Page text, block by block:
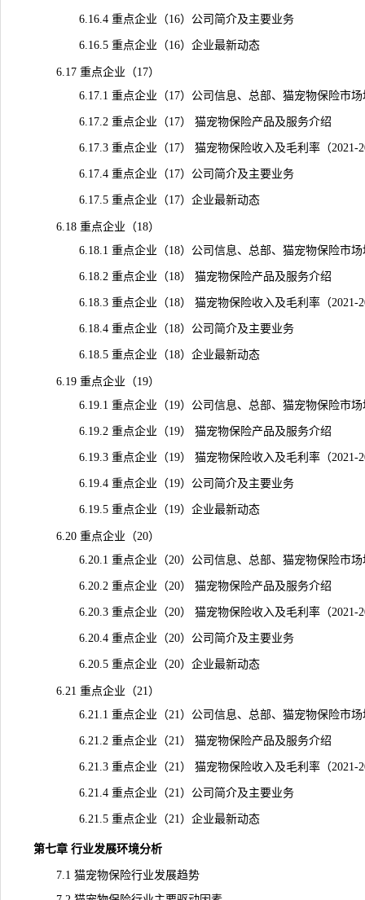
6.16.4 重点企业（16）公司简介及主要业务
6.16.5 重点企业（16）企业最新动态
6.17 重点企业（17）
6.17.1 重点企业（17）公司信息、总部、猫宠物保险市场
6.17.2 重点企业（17） 猫宠物保险产品及服务介绍
6.17.3 重点企业（17） 猫宠物保险收入及毛利率（2021-
6.17.4 重点企业（17）公司简介及主要业务
6.17.5 重点企业（17）企业最新动态
6.18 重点企业（18）
6.18.1 重点企业（18）公司信息、总部、猫宠物保险市场
6.18.2 重点企业（18） 猫宠物保险产品及服务介绍
6.18.3 重点企业（18） 猫宠物保险收入及毛利率（2021-
6.18.4 重点企业（18）公司简介及主要业务
6.18.5 重点企业（18）企业最新动态
6.19 重点企业（19）
6.19.1 重点企业（19）公司信息、总部、猫宠物保险市场
6.19.2 重点企业（19） 猫宠物保险产品及服务介绍
6.19.3 重点企业（19） 猫宠物保险收入及毛利率（2021-
6.19.4 重点企业（19）公司简介及主要业务
6.19.5 重点企业（19）企业最新动态
6.20 重点企业（20）
6.20.1 重点企业（20）公司信息、总部、猫宠物保险市场
6.20.2 重点企业（20） 猫宠物保险产品及服务介绍
6.20.3 重点企业（20） 猫宠物保险收入及毛利率（2021-
6.20.4 重点企业（20）公司简介及主要业务
6.20.5 重点企业（20）企业最新动态
6.21 重点企业（21）
6.21.1 重点企业（21）公司信息、总部、猫宠物保险市场
6.21.2 重点企业（21） 猫宠物保险产品及服务介绍
6.21.3 重点企业（21） 猫宠物保险收入及毛利率（2021-
6.21.4 重点企业（21）公司简介及主要业务
6.21.5 重点企业（21）企业最新动态
第七章 行业发展环境分析
7.1 猫宠物保险行业发展趋势